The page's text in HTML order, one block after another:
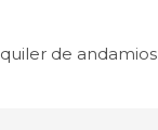
de andamios